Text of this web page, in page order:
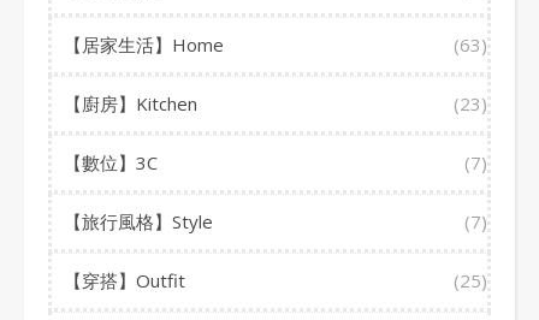
【居家生活】Home (63)
【廚房】Kitchen (23)
【數位】3C (7)
【旅行風格】Style (7)
【穿搭】Outfit (25)